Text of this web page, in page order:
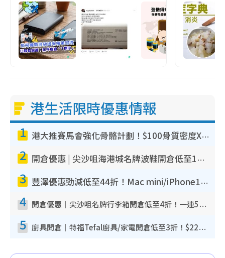
港生活限時優惠情報
1 港大推賽馬會強化骨骼計劃！$100骨質密度X光檢查 完成免費運動訓練送超市禮券！附參加資格
2 開倉優惠 | 尖沙咀海港城名牌波鞋開倉低至1折！On鞋$899起／Joy&Peace鞋履$98起
3 豐澤優惠勁減低至44折！Mac mini/iPhone17Pro大減價！廚房家電$220起
4 開倉優惠｜尖沙咀名牌行李箱開倉低至4折！一連5日 American Tourister/ace./Hallmark $200起！
5 廚具開倉｜特福Tefal廚具/家電開倉低至3折！$220起買平底鍋/炒鑊/湯煲！電飯煲/吸塵機/燙斗$418起